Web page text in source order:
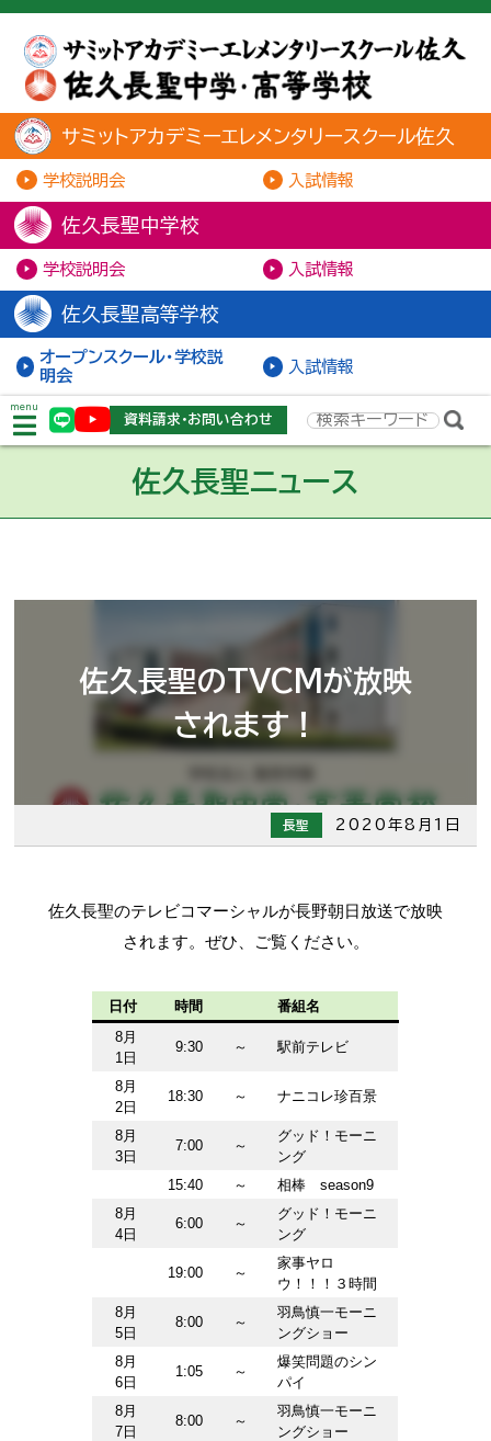
サミットアカデミーエレメンタリースクール佐久
学校説明会 入試情報
佐久長聖中学校
学校説明会 入試情報
佐久長聖高等学校
オープンスクール・学校説
明会
入試情報
menu
資料請求・お問い合わせ
佐久長聖ニュース
佐久長聖のTVCMが放映
されます！
長聖 2020年8月1日
佐久長聖のテレビコマーシャルが長野朝日放送で放映
されます。ぜひ、ご覧ください。
日付 時間
番組名
8月
1日
9:30 ～ 駅前テレビ
8月
2日
18:30 ～ ナニコレ珍百景
8月
3日
7:00 ～
グッド！モーニ
ング
15:40
～
相棒 season9
8月
4日
6:00 ～
グッド！モーニ
ング
19:00 ～
家事ヤロ
ウ！！！３時間
8月
5日
8:00 ～
羽鳥慎一モーニ
ングショー
8月
6日
1:05 ～
爆笑問題のシン
パイ
8月
7日
8:00 ～
羽鳥慎一モーニ
ングショー